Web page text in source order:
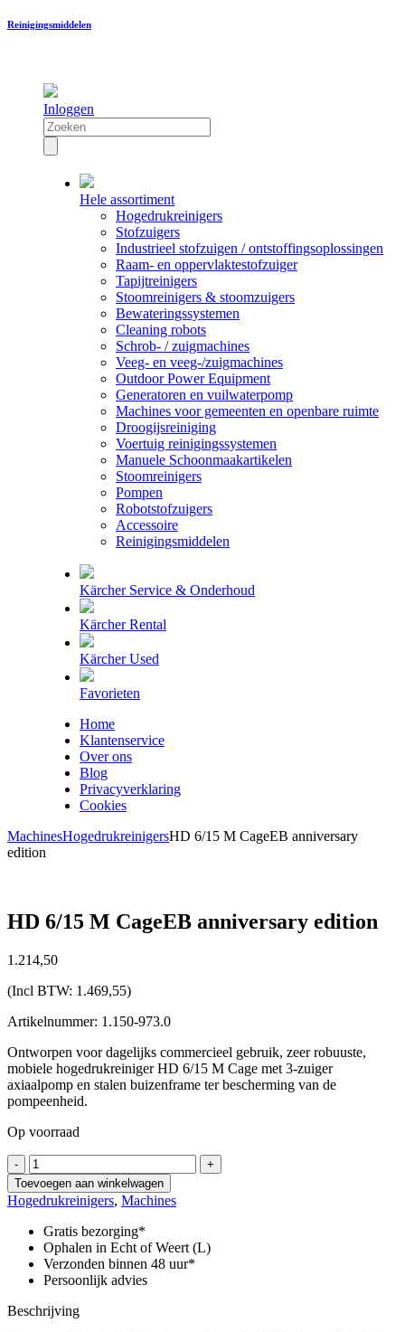
Reinigingsmiddelen
Inloggen
Hele assortiment
Hogedrukreinigers
Stofzuigers
Industrieel stofzuigen / ontstoffingsoplossingen
Raam- en oppervlaktestofzuiger
Tapijtreinigers
Stoomreinigers & stoomzuigers
Bewateringssystemen
Cleaning robots
Schrob- / zuigmachines
Veeg- en veeg-/zuigmachines
Outdoor Power Equipment
Generatoren en vuilwaterpomp
Machines voor gemeenten en openbare ruimte
Droogijsreiniging
Voertuig reinigingssystemen
Manuele Schoonmaakartikelen
Stoomreinigers
Pompen
Robotstofzuigers
Accessoire
Reinigingsmiddelen
Kärcher Service & Onderhoud
Kärcher Rental
Kärcher Used
Favorieten
Home
Klantenservice
Over ons
Blog
Privacyverklaring
Cookies
MachinesHogedrukreinigersHD 6/15 M CageEB anniversary
edition
HD 6/15 M CageEB anniversary edition
1.214,50
(Incl BTW: 1.469,55)
Artikelnummer: 1.150-973.0
Ontworpen voor dagelijks commercieel gebruik, zeer robuuste,
mobiele hogedrukreiniger HD 6/15 M Cage met 3-zuiger
axiaalpomp en stalen buizenframe ter bescherming van de
pompeenheid.
Op voorraad
-
HD
6/15
M
CageEB
anniversary
edition
aantal
+
Toevoegen aan winkelwagen
Hogedrukreinigers, Machines
Gratis bezorging*
Ophalen in Echt of Weert (L)
Verzonden binnen 48 uur*
Persoonlijk advies
Beschrijving